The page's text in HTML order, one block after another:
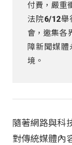
付費，嚴重
法院6/12舉
會，邀集各
障新聞媒
境。
隨著網路與科
對傳統媒體內